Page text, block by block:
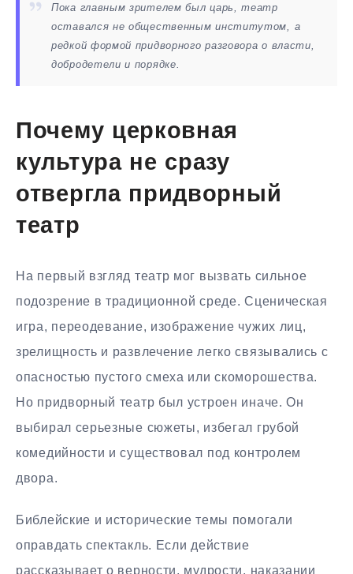
Пока главным зрителем был царь, театр
оставался не общественным институтом, а
редкой формой придворного разговора о власти,
добродетели и порядке.
Почему церковная
культура не сразу
отвергла придворный
театр
На первый взгляд театр мог вызвать сильное
подозрение в традиционной среде. Сценическая
игра, переодевание, изображение чужих лиц,
зрелищность и развлечение легко связывались с
опасностью пустого смеха или скоморошества.
Но придворный театр был устроен иначе. Он
выбирал серьезные сюжеты, избегал грубой
комедийности и существовал под контролем
двора.
Библейские и исторические темы помогали
оправдать спектакль. Если действие
рассказывает о верности, мудрости, наказании